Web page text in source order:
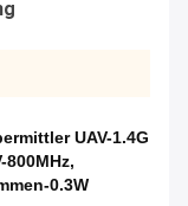
UAV-1.4G
800MHz,
0.3W